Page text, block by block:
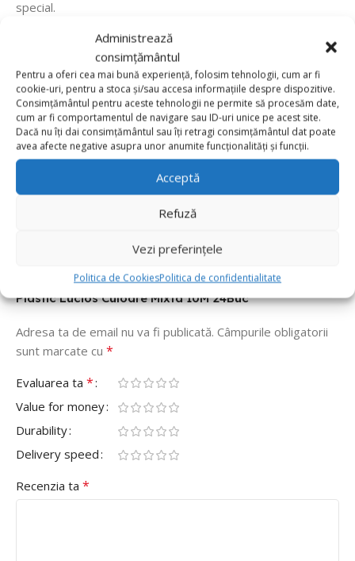
Administrează
consimțământul
Pentru a oferi cea mai bună experiență, folosim tehnologii, cum ar fi
cookie-uri, pentru a stoca și/sau accesa informațiile despre dispozitive.
Consimțământul pentru aceste tehnologii ne permite să procesăm date,
cum ar fi comportamentul de navigare sau ID-uri unice pe acest site.
Dacă nu îți dai consimțământul sau îți retragi consimțământul dat poate
avea afecte negative asupra unor anumite funcționalități și funcții.
Acceptă
Refuză
Vezi preferințele
Politica de CookiesPolitica de confidentialitate
special.
Recenzii de la clienti
0 reviews
0
Fii primul care scrii o recenzie pentru „Panglica Din
Plastic Lucios Culoare Mixta 10M 24Buc”
Adresa ta de email nu va fi publicată. Câmpurile obligatorii
sunt marcate cu *
Evaluarea ta *
Value for money
Durability
Delivery speed
Recenzia ta *